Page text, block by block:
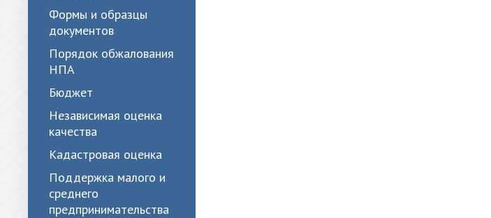
Формы и образцы
документов
Порядок обжалования
НПА
Бюджет
Независимая оценка
качества
Кадастровая оценка
Поддержка малого и
среднего
предпринимательства